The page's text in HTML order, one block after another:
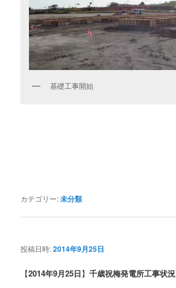
基礎工事開始
カテゴリー:未分類
投稿日時:2014年9月25日
【2014年9月25日】千歳祝梅発電所工事状況